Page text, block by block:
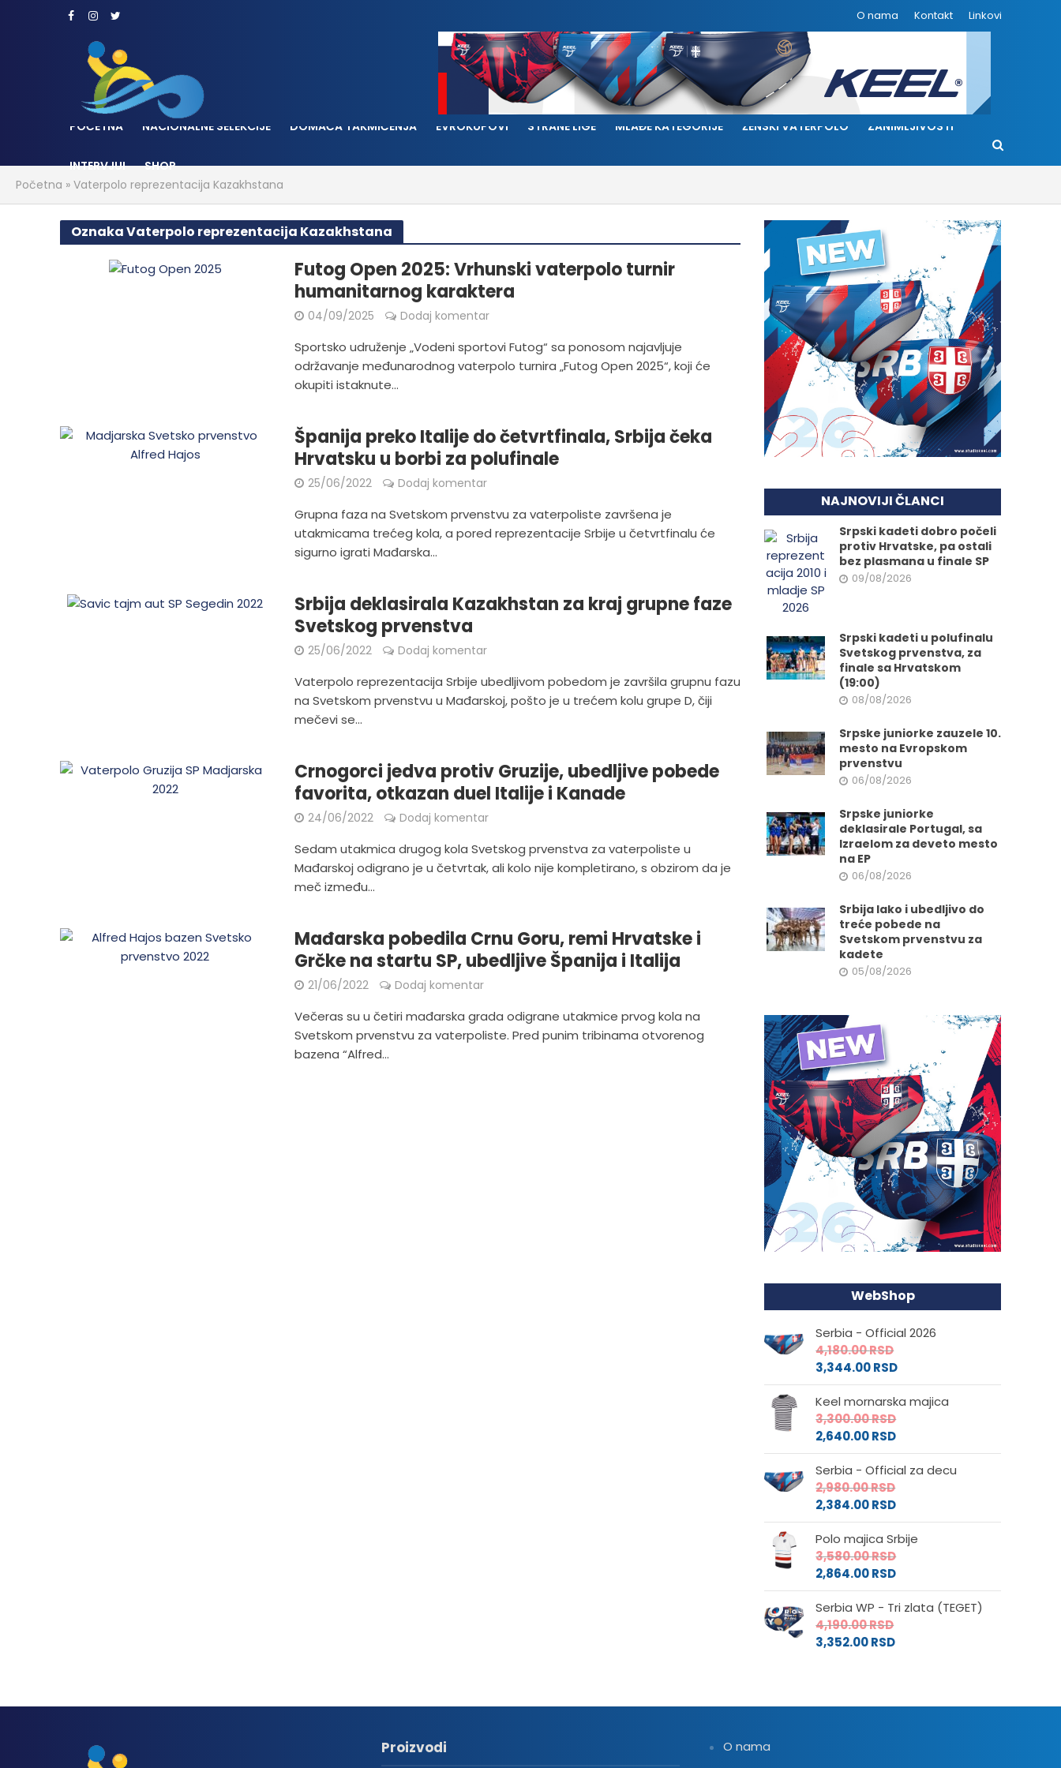
O nama Kontakt Linkovi
POČETNA NACIONALNE SELEKCIJE DOMAĆA TAKMIČENJA EVROKUPOVI STRANE LIGE MLAĐE KATEGORIJE ŽENSKI VATERPOLO ZANIMLJIVOSTI
INTERVJUI
SHOP
Početna » Vaterpolo reprezentacija Kazakhstana
Oznaka Vaterpolo reprezentacija Kazakhstana
Futog Open 2025: Vrhunski vaterpolo turnir
humanitarnog karaktera
04/09/2025 Dodaj komentar
Sportsko udruženje „Vodeni sportovi Futog“ sa ponosom najavljuje
održavanje međunarodnog vaterpolo turnira „Futog Open 2025“, koji će
okupiti istaknute...
Španija preko Italije do četvrtfinala, Srbija čeka
Hrvatsku u borbi za polufinale
25/06/2022 Dodaj komentar
Grupna faza na Svetskom prvenstvu za vaterpoliste završena je
utakmicama trećeg kola, a pored reprezentacije Srbije u četvrtfinalu će
sigurno igrati Mađarska...
Srbija deklasirala Kazakhstan za kraj grupne faze
Svetskog prvenstva
25/06/2022 Dodaj komentar
Vaterpolo reprezentacija Srbije ubedljivom pobedom je završila grupnu fazu
na Svetskom prvenstvu u Mađarskoj, pošto je u trećem kolu grupe D, čiji
mečevi se...
Crnogorci jedva protiv Gruzije, ubedljive pobede
favorita, otkazan duel Italije i Kanade
24/06/2022 Dodaj komentar
Sedam utakmica drugog kola Svetskog prvenstva za vaterpoliste u
Mađarskoj odigrano je u četvrtak, ali kolo nije kompletirano, s obzirom da je
meč između...
Mađarska pobedila Crnu Goru, remi Hrvatske i
Grčke na startu SP, ubedljive Španija i Italija
21/06/2022 Dodaj komentar
Večeras su u četiri mađarska grada odigrane utakmice prvog kola na
Svetskom prvenstvu za vaterpoliste. Pred punim tribinama otvorenog
bazena “Alfred...
NAJNOVIJI ČLANCI
Srpski kadeti dobro počeli
protiv Hrvatske, pa ostali
bez plasmana u finale SP
09/08/2026
Srpski kadeti u polufinalu
Svetskog prvenstva, za
finale sa Hrvatskom
(19:00)
08/08/2026
Srpske juniorke zauzele 10.
mesto na Evropskom
prvenstvu
06/08/2026
Srpske juniorke
deklasirale Portugal, sa
Izraelom za deveto mesto
na EP
06/08/2026
Srbija lako i ubedljivo do
treće pobede na
Svetskom prvenstvu za
kadete
05/08/2026
WebShop
Serbia - Official 2026
4,180.00RSD
3,344.00RSD
Keel mornarska majica
3,300.00RSD
2,640.00RSD
Serbia - Official za decu
2,980.00RSD
2,384.00RSD
Polo majica Srbije
3,580.00RSD
2,864.00RSD
Serbia WP - Tri zlata (TEGET)
4,190.00RSD
3,352.00RSD
Proizvodi
O nama